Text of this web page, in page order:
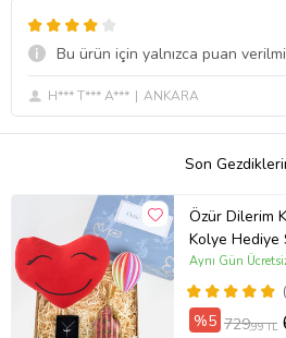
Bu ürün için yalnızca puan
H*** T*** A*** ANKARA
Son
Özür Dilerim
Kolye Hediye
Aynı Gün
%5 729,99 TL